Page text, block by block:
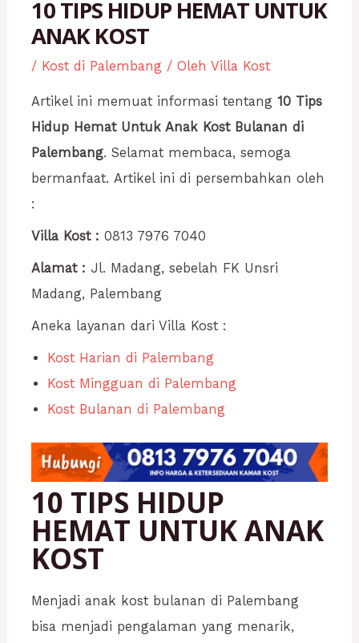
10 TIPS HIDUP HEMAT UNTUK
ANAK KOST
/ Kost di Palembang/ Oleh Villa Kost
Artikel ini memuat informasi tentang 10 Tips
Hidup Hemat Untuk Anak Kost Bulanan di
Palembang. Selamat membaca, semoga
bermanfaat. Artikel ini di persembahkan oleh
:
Villa Kost : 0813 7976 7040
Alamat : Jl. Madang, sebelah FK Unsri
Madang, Palembang
Aneka layanan dari Villa Kost :
Kost Harian di Palembang
Kost Mingguan di Palembang
Kost Bulanan di Palembang
10 TIPS HIDUP
HEMAT UNTUK ANAK
KOST
Menjadi anak kost bulanan di Palembang
bisa menjadi pengalaman yang menarik,